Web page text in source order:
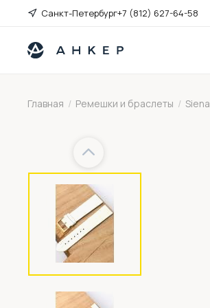
Санкт-Петербург+7 (812) 627-64-58
Главная / Ремешки и браслеты / Siena
Previous